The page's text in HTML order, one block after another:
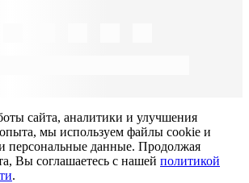
сайта, аналитики и улучшения
опыта, мы используем файлы cookie и
персональные данные. Продолжая
Вы соглашаетесь с нашей политикой
.